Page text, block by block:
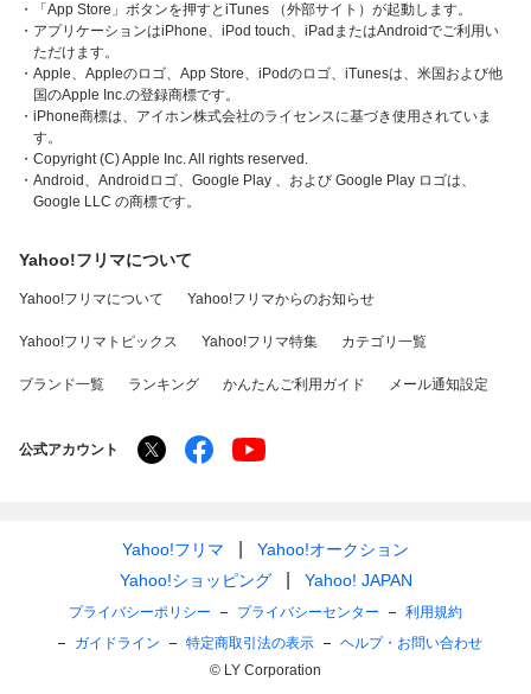
・「App Store」ボタンを押すとiTunes （外部サイト）が起動します。
・アプリケーションはiPhone、iPod touch、iPadまたはAndroidでご利用い
ただけます。
・Apple、Appleのロゴ、App Store、iPodのロゴ、iTunesは、米国および他
国のApple Inc.の登録商標です。
・iPhone商標は、アイホン株式会社のライセンスに基づき使用されていま
す。
・Copyright (C) Apple Inc. All rights reserved.
・Android、Androidロゴ、Google Play 、および Google Play ロゴは、
Google LLC の商標です。
Yahoo!フリマについて
Yahoo!フリマについて Yahoo!フリマからのお知らせ
Yahoo!フリマトピックス Yahoo!フリマ特集 カテゴリ一覧
ブランド一覧 ランキング かんたんご利用ガイド メール通知設定
公式アカウント
Yahoo!フリマ
Yahoo!オークション
Yahoo!ショッピング
Yahoo! JAPAN
プライバシーポリシー プライバシーセンター
利用規約
ガイドライン
特定商取引法の表示
ヘルプ・お問い合わせ
© LY Corporation